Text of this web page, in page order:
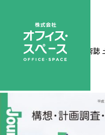
201804表1| ←総合土木技術誌